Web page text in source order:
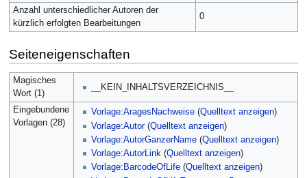
Anzahl unterschiedlicher Autoren der
kürzlich erfolgten Bearbeitungen
0
Seiteneigenschaften
Magisches
Wort (1)
__KEIN_INHALTSVERZEICHNIS__
Eingebundene
Vorlagen (28)
Vorlage:AragesNachweise (Quelltext anzeigen)
Vorlage:Autor(Quelltext anzeigen)
Vorlage:AutorGanzerName (Quelltext anzeigen)
Vorlage:AutorLink (Quelltext anzeigen)
Vorlage:BarcodeOfLife (Quelltext anzeigen)